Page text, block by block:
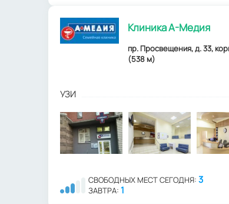
Клиника А-Медия
пр. Просвещения, д. 33,
(538 м)
УЗИ
СВОБОДНЫХ МЕСТ СЕГОДНЯ: 3
ЗАВТРА: 1